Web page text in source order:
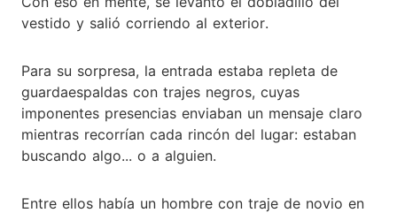
vestido y salió corriendo al exterior.
Para su sorpresa, la entrada estaba repleta de
guardaespaldas con trajes negros, cuyas
imponentes presencias enviaban un mensaje claro
mientras recorrían cada rincón del lugar: estaban
buscando algo... o a alguien.
Entre ellos había un hombre con traje de novio en